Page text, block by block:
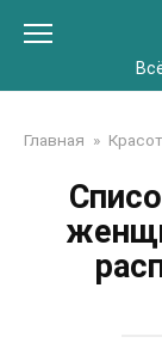
Главная »